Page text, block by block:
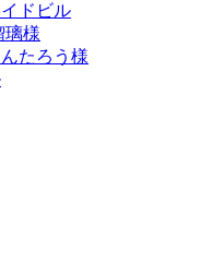
ドビル
璃様
たろう様